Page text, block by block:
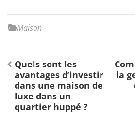
Maison
Navigation
de
l’article
Quels sont les
avantages d’investir
dans une maison de
luxe dans un
quartier huppé ?
la